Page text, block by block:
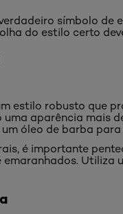
símbolo de
do estilo certo
estilo robusto que
aparência mais
óleo de barba
é importante
emaranhados.